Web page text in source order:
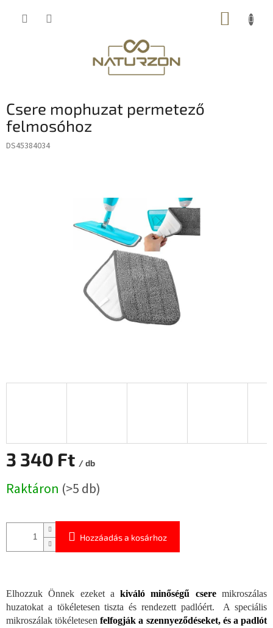
KOSÁR
Csere mophuzat permetező
felmosóhoz
DS45384034
3 340 Ft / db
Raktáron (>5 db)
Hozzáadás a kosárhoz
Elhozzuk Önnek ezeket akiváló minőségű cseremikroszálas
huzatokat a tökéletesen tiszta és rendezett padlóért. A speciális
mikroszálak tökéletesenfelfogják a szennyeződéseket, és a padlót